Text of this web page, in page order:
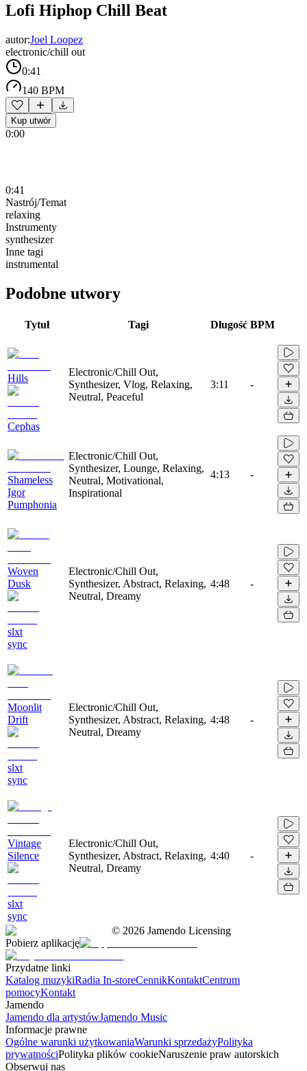
Lofi Hiphop Chill Beat
autor:Joel Loopez
electronic/chill out
0:41
140 BPM
Kup utwór
0:00
0:41
Nastrój/Temat
relaxing
Instrumenty
synthesizer
Inne tagi
instrumental
Podobne utwory
Tytuł Tagi Długość BPM
Hills
Cephas
Electronic/Chill Out,
Synthesizer, Vlog, Relaxing,
Neutral, Peaceful
3:11 -
Shameless
Igor
Pumphonia
Electronic/Chill Out,
Synthesizer, Lounge, Relaxing,
Neutral, Motivational,
Inspirational
4:13 -
Woven
Dusk
slxt
sync
Electronic/Chill Out,
Synthesizer, Abstract, Relaxing,
Neutral, Dreamy
4:48 -
Moonlit
Drift
slxt
sync
Electronic/Chill Out,
Synthesizer, Abstract, Relaxing,
Neutral, Dreamy
4:48 -
Vintage
Silence
slxt
sync
Electronic/Chill Out,
Synthesizer, Abstract, Relaxing,
Neutral, Dreamy
4:40 -
© 2026 Jamendo Licensing
Pobierz aplikację
Przydatne linki
Katalog muzykiRadia In-storeCennikKontaktCentrum
pomocyKontakt
Jamendo
Jamendo dla artystówJamendo Music
Informacje prawne
Ogólne warunki użytkowaniaWarunki sprzedażyPolityka
prywatnościPolityka plików cookieNaruszenie praw autorskich
Obserwuj nas